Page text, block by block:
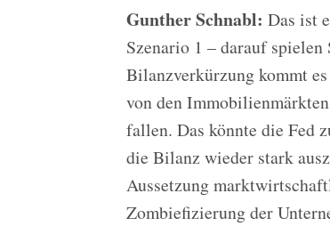
Gunther Schnabl: Das ist
Szenario 1 – darauf
Bilanzverkürzung kommt
von den
fallen. Das könnte die Fed
die Bilanz wieder stark
Aussetzung
Zombiefizierung der